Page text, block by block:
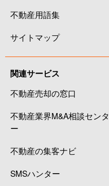
不動産用語集
サイトマップ
関連サービス
不動産売却の窓口
不動産業界M&A相談センタ
ー
不動産の集客ナビ
SMSハンター